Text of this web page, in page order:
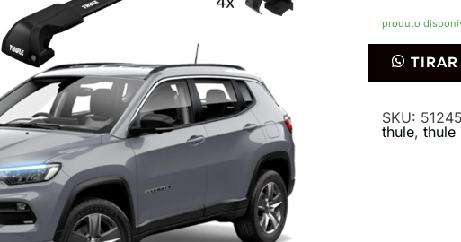
produto
Rack
Thule
Edge
Rail
7206
SKU:
thule, thule